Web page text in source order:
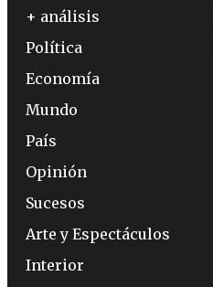
+ análisis
Política
Economía
Mundo
País
Opinión
Sucesos
Arte y Espectáculos
Interior